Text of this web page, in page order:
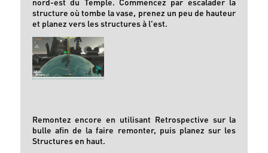
structure où tombe la vase, prenez un peu de hauteur
et planez vers les structures à l'est.
Remontez encore en utilisant Retrospective sur la
bulle afin de la faire remonter, puis planez sur les
Structures en haut.